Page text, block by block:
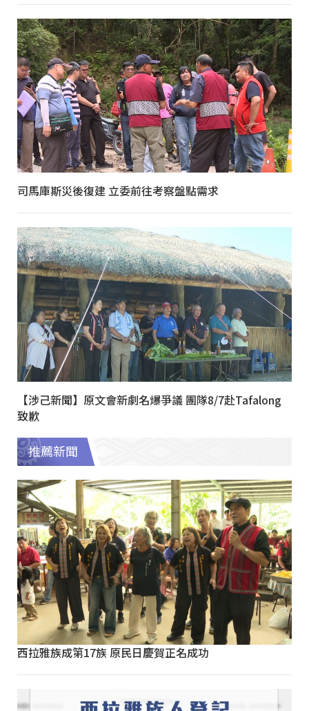
司馬庫斯災後復建 立委前往考察盤點需求
【涉己新聞】原文會新劇名爆爭議 團隊8/7赴Tafalong
致歉
推薦新聞
西拉雅族成第17族 原民日慶賀正名成功